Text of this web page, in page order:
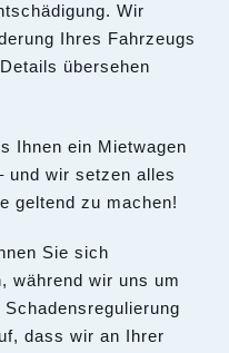
Wir
Ihres Fahrzeugs
übersehen
Ihnen ein Mietwagen
und wir setzen alles
geltend zu machen!
Sie sich
während wir uns um
dass wir an Ihrer